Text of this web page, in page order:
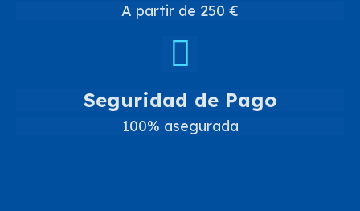
A partir de 250 €
Seguridad de Pago
100% asegurada